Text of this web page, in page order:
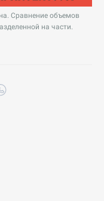
Сравнение объемов
на части.